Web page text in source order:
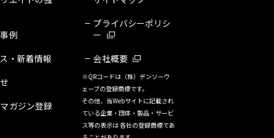
例
・新着情報
ガジン登録
プライバシーポリシ
ー
会社概要
※QRコードは（株）デンソーウ
ェーブの登録商標です。
その他、当Webサイトに記載され
ている企業・団体・製品・サービ
ス等の表示は 各社の登録商標であ